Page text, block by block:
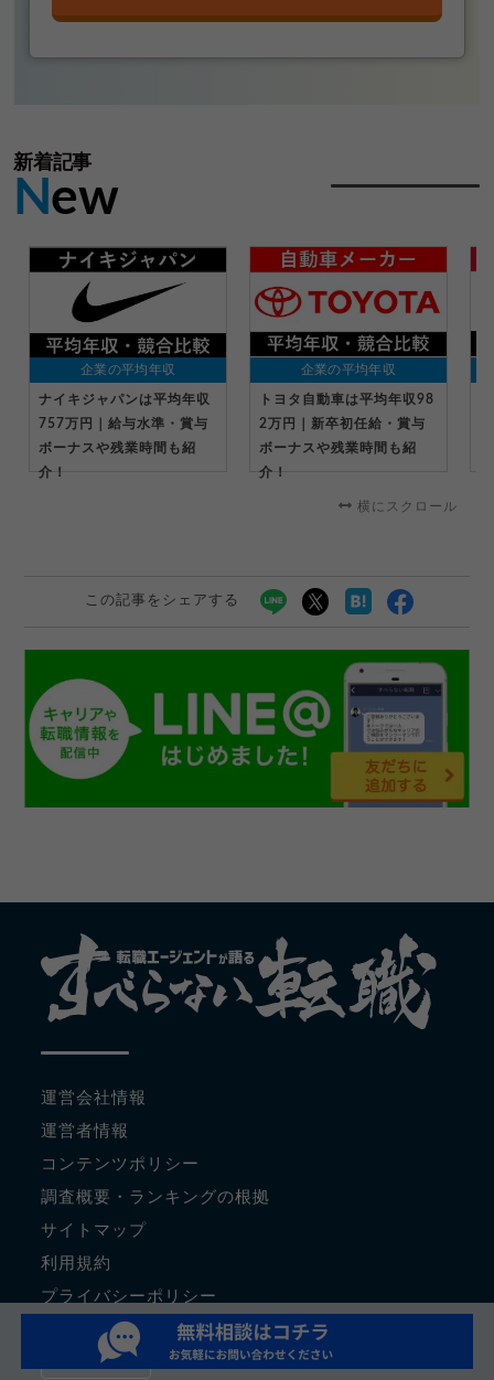
新着記事
New
企業の平均年収
ナイキジャパンは平均年収
757万円｜給与水準・賞与
ボーナスや残業時間も紹
介！
企業の平均年収
トヨタ自動車は平均年収98
2万円｜新卒初任給・賞与
ボーナスや残業時間も紹
介！
横にスクロール
この記事をシェアする
運営会社情報
運営者情報
コンテンツポリシー
調査概要・ランキングの根拠
サイトマップ
利用規約
プライバシーポリシー
関連サイト